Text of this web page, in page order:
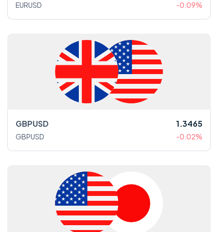
EURUSD -0.09%
GBPUSD 1.3465
GBPUSD -0.02%